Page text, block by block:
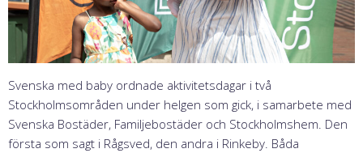
Svenska med baby ordnade aktivitetsdagar i två
Stockholmsområden under helgen som gick, i samarbete med
Svenska Bostäder, Familjebostäder och Stockholmshem. Den
första som sagt i Rågsved, den andra i Rinkeby. Båda